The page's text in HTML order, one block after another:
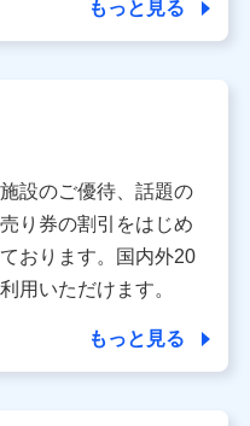
付帯業務を行うため
任を有する者の名称・住
用者（詳細は次のとお
号 山王パークタワー
社長 前田 義晃
アーバンネット日本橋
もっと見る
設のご優待、話題の
り券の割引をはじめ
おります。国内外20
用いただけます。
もっと見る